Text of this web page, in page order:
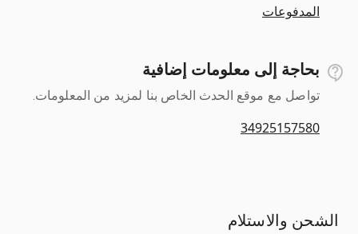
المدفوعات
بحاجة إلى معلومات إضافية
تواصل مع موقع الحدث الخاص بنا لمزيد من المعلومات.
34925157580
الشحن والاستلام